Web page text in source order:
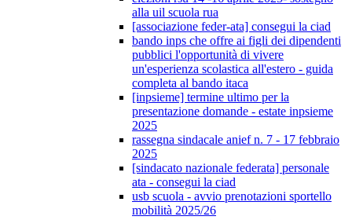
alla uil scuola rua
[associazione feder-ata] consegui la ciad
bando inps che offre ai figli dei dipendenti
pubblici l'opportunità di vivere
un'esperienza scolastica all'estero - guida
completa al bando itaca
[inpsieme] termine ultimo per la
presentazione domande - estate inpsieme
2025
rassegna sindacale anief n. 7 - 17 febbraio
2025
[sindacato nazionale federata] personale
ata - consegui la ciad
usb scuola - avvio prenotazioni sportello
mobilità 2025/26